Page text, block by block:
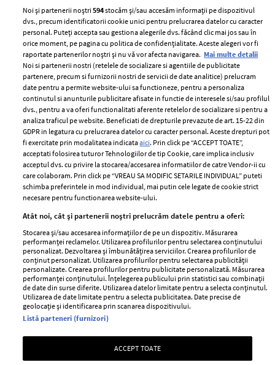
ELLE Style Awards
2024
Despre ELLE
Romania
Contact
Abonamente
Termeni si conditii
Politica de
confidențialitate
Politica de cookies
Publicitate
GSP
Unica
Baby
Retete
femei
Viva
Avantaje
Retete practice
Pariază responsabil! Decizia ONJN nr. 821/25.09.2025.
Jocurile de noroc sunt interzise minorilor.
Noi și partenerii noștri594stocăm și/sau accesăm informații pe dispozitivul
dvs., precum identificatorii cookie unici pentru prelucrarea datelor cu caracter
personal. Puteți accepta sau gestiona alegerile dvs. făcând clic mai jos sau în
orice moment, pe pagina cu politica de confidențialitate. Aceste alegeri vor fi
raportate partenerilor noștri și nu vă vor afecta navigarea. Mai multe detalii
Noi si partenerii nostri (retelele de socializare si agentiile de publicitate
partenere, precum si furnizorii nostri de servicii de date analitice) prelucram
date pentru a permite website-ului sa functioneze, pentru a personaliza
continutul si anunturile publicitare afisate in functie de interesele si/sau profilul
dvs., pentru a va oferi functionalitati aferente retelelor de socializare si pentru a
analiza traficul pe website. Beneficiati de drepturile prevazute de art. 15-22 din
GDPR in legatura cu prelucrarea datelor cu caracter personal. Aceste drepturi pot
fi exercitate prin modalitatea indicataaici. Prin click pe “ACCEPT TOATE”,
acceptati folosirea tuturor Tehnologiilor de tip Cookie, care implica inclusiv
acceptul dvs. cu privire la stocarea/accesarea informatiilor de catre Vendor-ii cu
care colaboram. Prin click pe “VREAU SA MODIFIC SETARILE INDIVIDUAL” puteti
schimba preferintele in mod individual, mai putin cele legate de cookie strict
necesare pentru functionarea website-ului.
Atât noi, cât și partenerii noștri prelucrăm datele pentru a oferi:
Stocarea și/sau accesarea informațiilor de pe un dispozitiv. Măsurarea
performanței reclamelor. Utilizarea profilurilor pentru selectarea conținutului
personalizat. Dezvoltarea și îmbunătățirea serviciilor. Crearea profilurilor de
conținut personalizat. Utilizarea profilurilor pentru selectarea publicității
personalizate. Crearea profilurilor pentru publicitate personalizată. Măsurarea
performanței conținutului. Înțelegerea publicului prin statistici sau combinații
de date din surse diferite. Utilizarea datelor limitate pentru a selecta conținutul.
Utilizarea de date limitate pentru a selecta publicitatea. Date precise de
geolocație și identificarea prin scanarea dispozitivului.
Listă parteneri (furnizori)
ACCEPT TOATE